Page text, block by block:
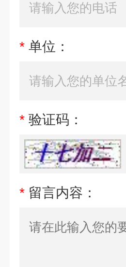
* 单位：
* 验证码：
* 留言内容：